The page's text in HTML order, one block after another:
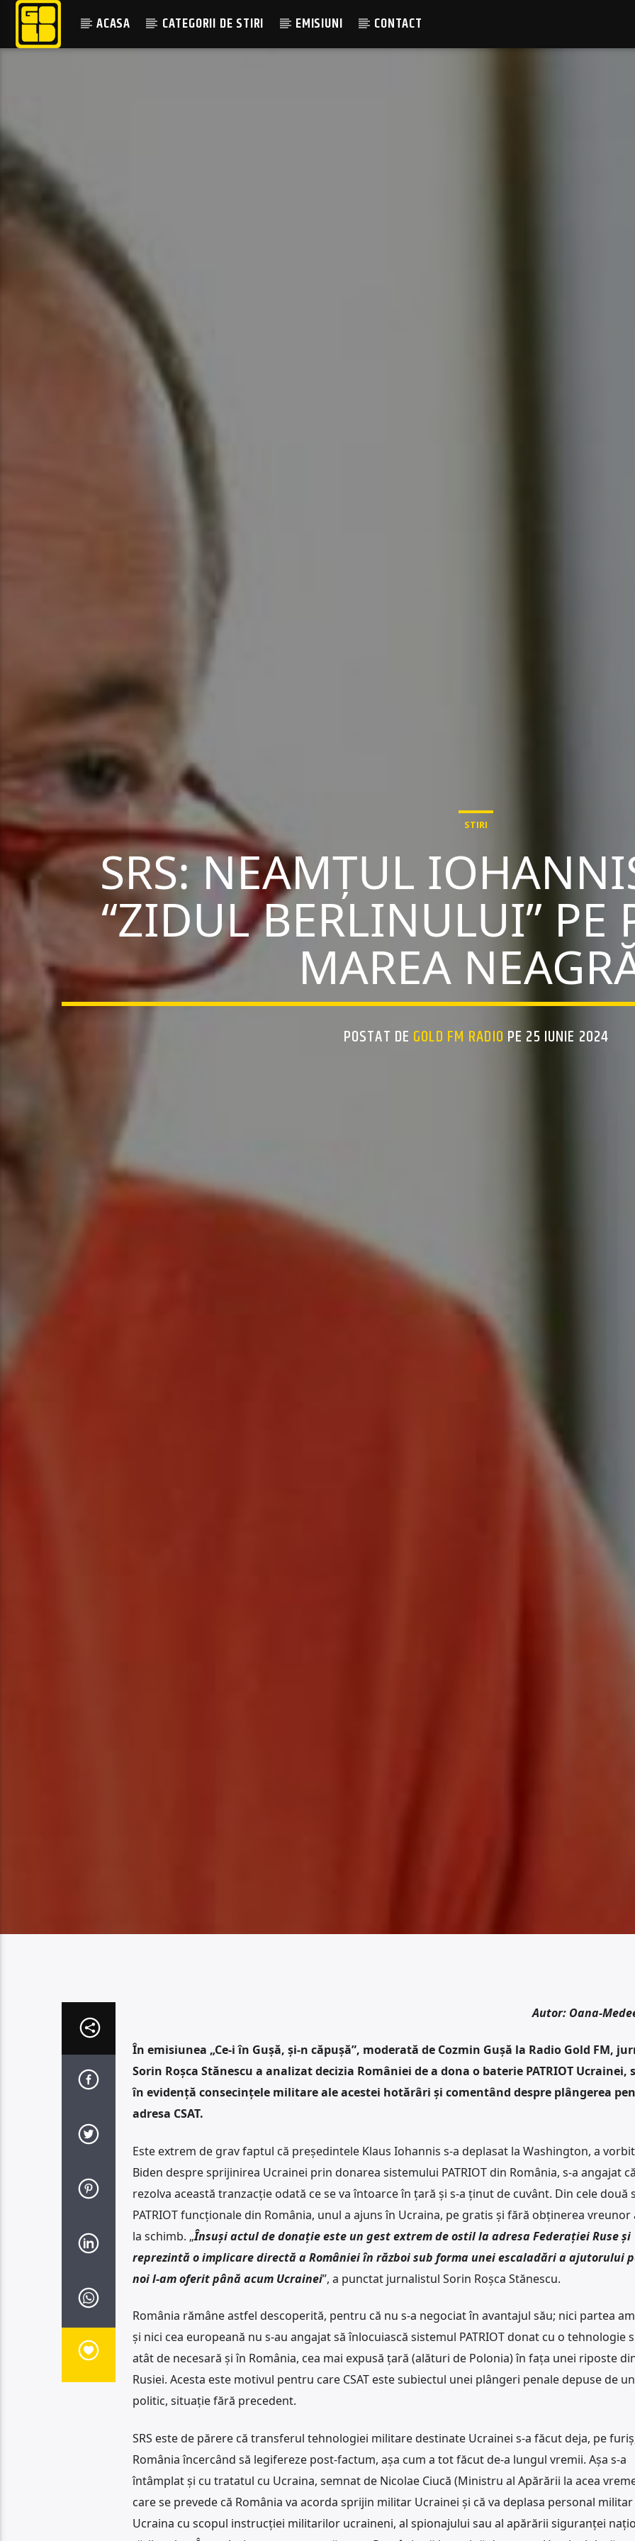
ACASA CATEGORII DE STIRI EMISIUNI CONTACT
STIRI
SRS: NEAMȚUL
“ZIDUL BERLINULUI” PE
MAREA
POSTAT DE GOLD FM RADIO PE 25 IUNIE 2024
Autor: Oana-
În emisiunea „Ce-i în Gușă, și-n căpușă”, moderată de Cozmin Gușă la Radio Gold FM,
Sorin Roșca Stănescu a analizat decizia României de a dona o baterie PATRIOT Ucrainei,
în evidență consecințele militare ale acestei hotărâri și comentând despre plângerea
adresa CSAT.
Este extrem de grav faptul că președintele Klaus Iohannis s-a deplasat la Washington, a
Biden despre sprijinirea Ucrainei prin donarea sistemului PATRIOT din România, s-a angajat
rezolva această tranzacție odată ce se va întoarce în țară și s-a ținut de cuvânt. Din cele două
PATRIOT funcționale din România, unul a ajuns în Ucraina, pe gratis și fără obținerea vreunor
la schimb. „Însuși actul de donație este un gest extrem de ostil la adresa Federației Ruse și
reprezintă o implicare directă a României în război sub forma unei escaladări a ajutorului
noi l-am oferit până acum Ucrainei”, a punctat jurnalistul Sorin Roșca Stănescu.
România rămâne astfel descoperită, pentru că nu s-a negociat în avantajul său; nici partea
și nici cea europeană nu s-au angajat să înlocuiască sistemul PATRIOT donat cu o tehnologie
atât de necesară și în România, cea mai expusă țară (alături de Polonia) în fața unei riposte
Rusiei. Acesta este motivul pentru care CSAT este subiectul unei plângeri penale depuse de
politic, situație fără precedent.
SRS este de părere că transferul tehnologiei militare destinate Ucrainei s-a făcut deja, pe
România încercând să legifereze post-factum, așa cum a tot făcut de-a lungul vremii. Așa s-a
întâmplat și cu tratatul cu Ucraina, semnat de Nicolae Ciucă (Ministru al Apărării la acea
care se prevede că România va acorda sprijin militar Ucrainei și că va deplasa personal
Ucraina cu scopul instrucției militarilor ucraineni, al spionajului sau al apărării siguranței